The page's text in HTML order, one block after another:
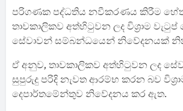
පරිගණක පද්ධතිය නවීකරණය කිරීම
තාවකාලිකව අත්හිටුවන ලද විශ්‍රාම
සේවාවන් සම්බන්ධයෙන් නිවේදනයක්
ඒ අනුව, තාවකාලිකව අත්හිටුවන ලද
සුපුරුදු පරිදි නැවත ආරම්භ කරන බව
දෙපාර්තමේන්තුව නිවේදනය කර ඇත.